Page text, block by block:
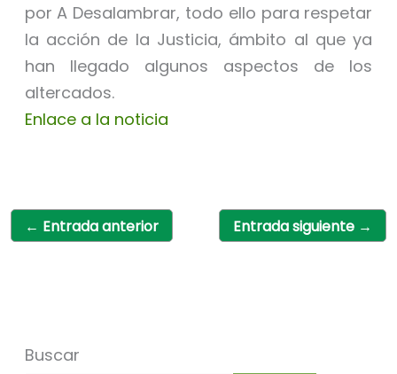
por A Desalambrar, todo ello para respetar
la acción de la Justicia, ámbito al que ya
han llegado algunos aspectos de los
altercados.
Enlace a la noticia
← Entrada anterior Entrada siguiente →
Buscar